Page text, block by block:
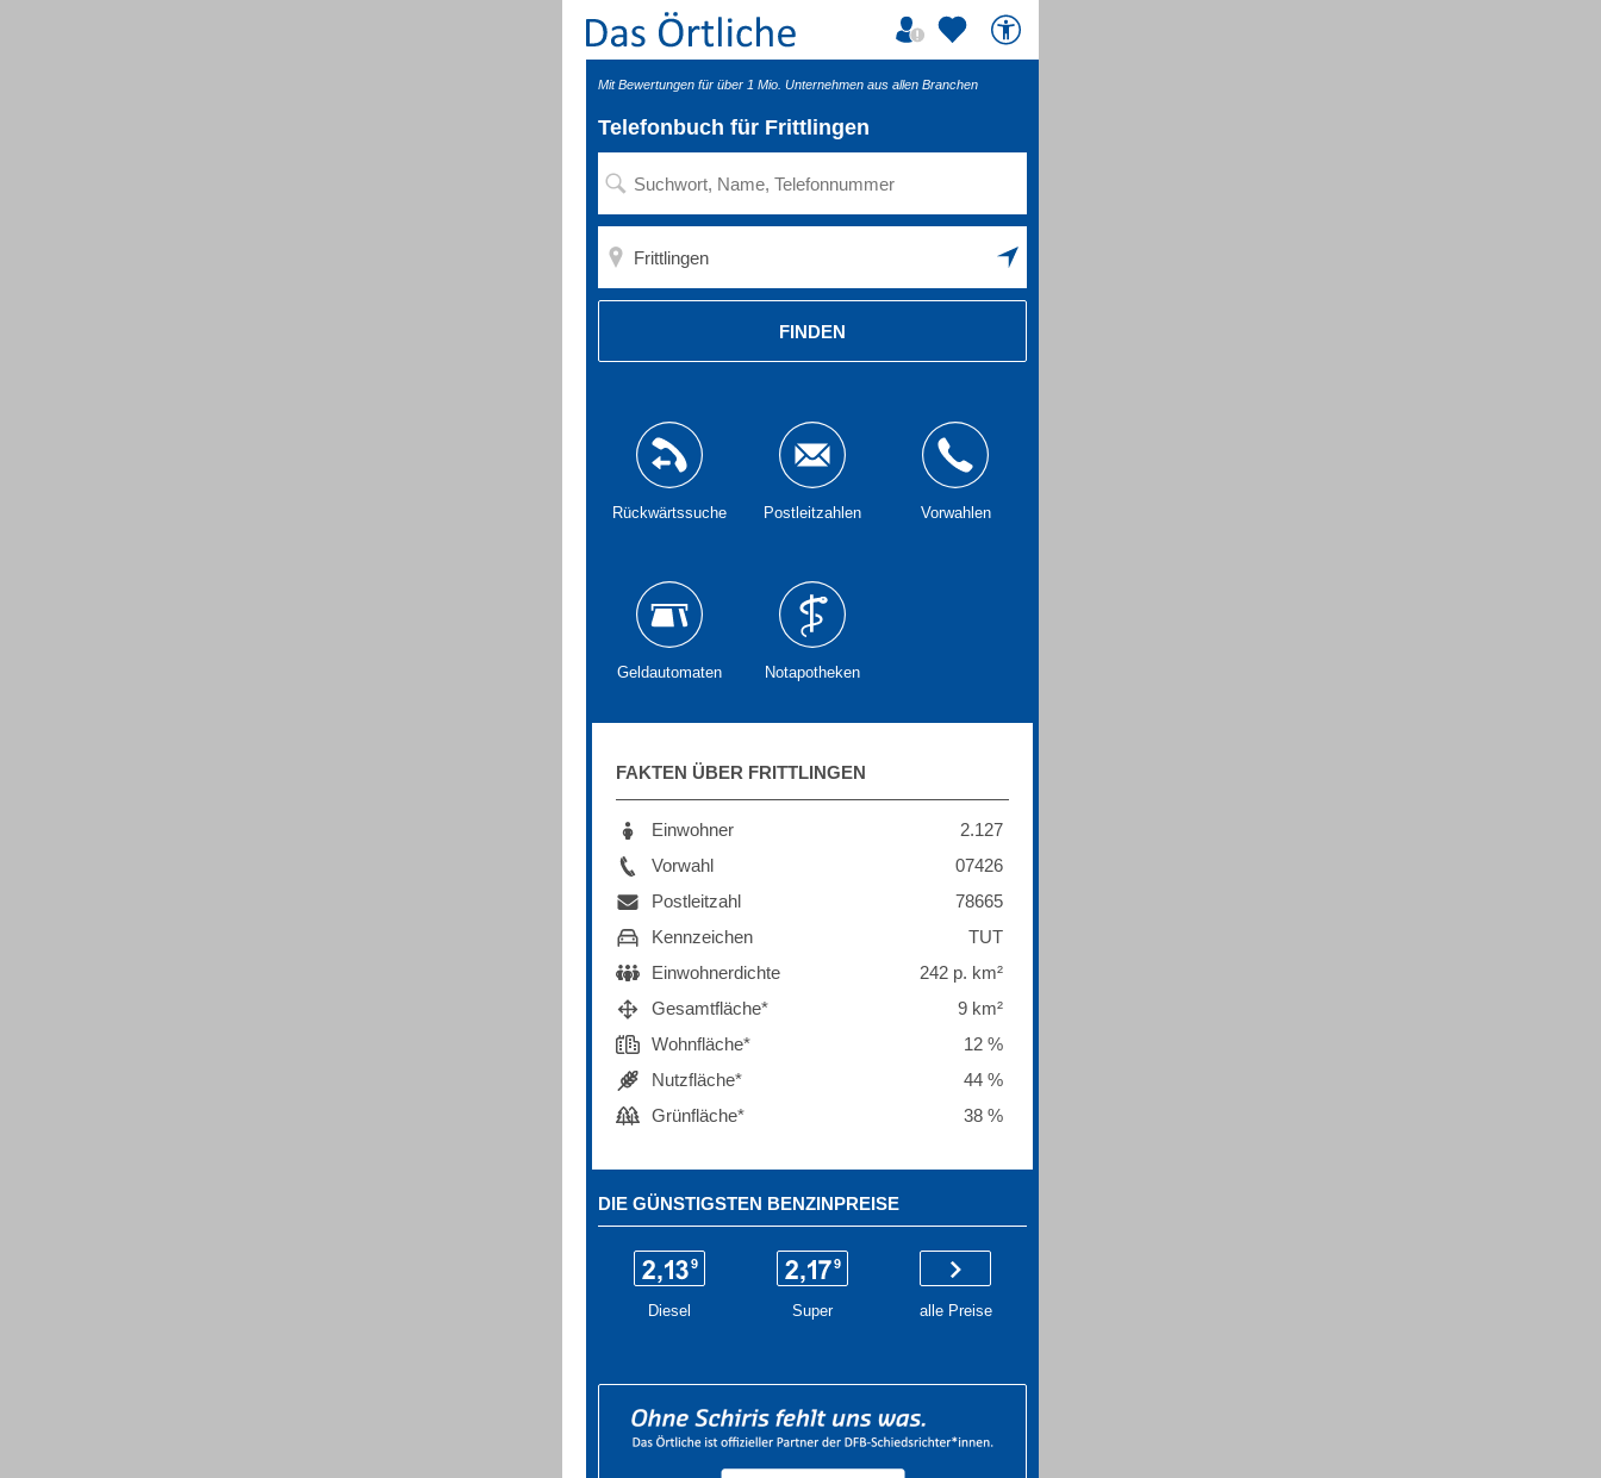
Mit Bewertungen für über 1 Mio. Unternehmen aus allen Branchen
Telefonbuch für Frittlingen
FINDEN
Rückwärtssuche Postleitzahlen Vorwahlen
Geldautomaten Notapotheken
FAKTEN ÜBER FRITTLINGEN
Einwohner
2.127
Vorwahl
07426
Postleitzahl
78665
Kennzeichen
TUT
Einwohnerdichte
242 p. km²
Gesamtfläche*
9 km²
Wohnfläche*
12 %
Nutzfläche*
44 %
Grünfläche*
38 %
DIE GÜNSTIGSTEN BENZINPREISE
Diesel Super alle Preise